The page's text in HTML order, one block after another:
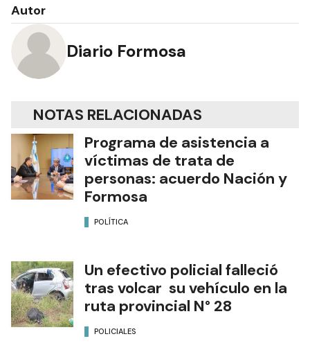
Autor
Diario Formosa
NOTAS RELACIONADAS
Programa de asistencia a
víctimas de trata de
personas: acuerdo Nación y
Formosa
POLÍTICA
Un efectivo policial falleció
tras volcar su vehículo en la
ruta provincial N° 28
POLICIALES